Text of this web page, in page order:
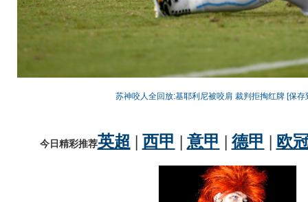
苏神咬人全回放:基耶利尼被咬肩 裁判拒掏红牌 [保存